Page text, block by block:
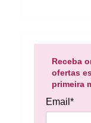
Receba
ofertas
primeira
Email*